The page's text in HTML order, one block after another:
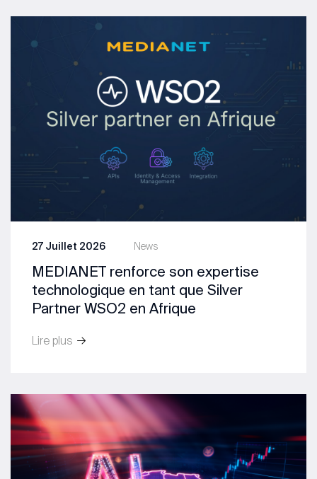
News
27 Juillet 2026
MEDIANET renforce son expertise
technologique en tant que Silver
Partner WSO2 en Afrique
Lire plus